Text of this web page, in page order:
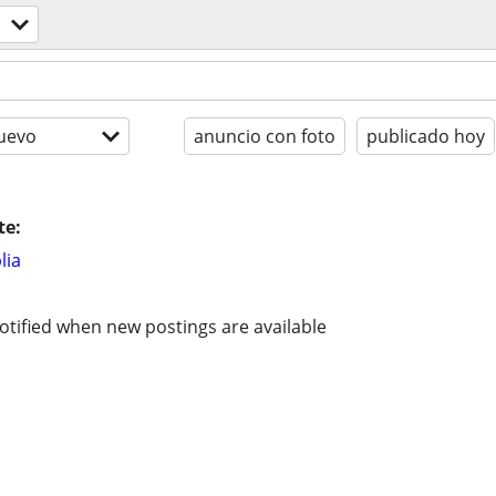
anuncio con foto publicado hoy
when new postings are available